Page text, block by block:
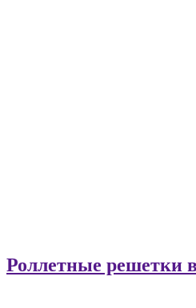
Роллетные решетки